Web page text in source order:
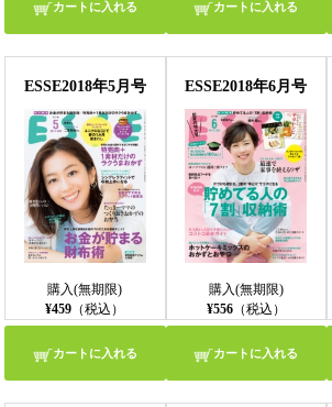
カートに入れる カートに入れる
ESSE2018年5月号
購入(無期限)
¥459 （税込）
カートに入れる
ESSE2018年6月号
購入(無期限)
¥556（税込）
カートに入れる